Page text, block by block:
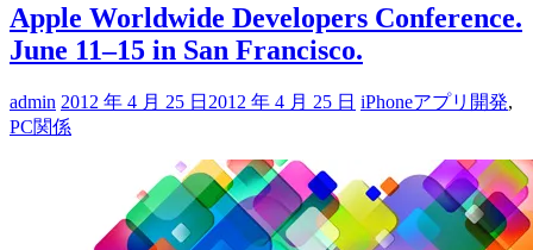
Apple Worldwide Developers Conference.
June 11–15 in San Francisco.
admin 2012 年 4 月 25 日 2012 年 4 月 25 日 iPhoneアプリ開発,
PC関係